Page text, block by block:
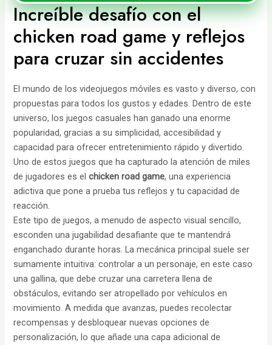
Increíble desafío con el
chicken road game y reflejos
para cruzar sin accidentes
El mundo de los videojuegos móviles es vasto y diverso, con
propuestas para todos los gustos y edades. Dentro de este
universo, los juegos casuales han ganado una enorme
popularidad, gracias a su simplicidad, accesibilidad y
capacidad para ofrecer entretenimiento rápido y divertido.
Uno de estos juegos que ha capturado la atención de miles
de jugadores es elchicken road game, una experiencia
adictiva que pone a prueba tus reflejos y tu capacidad de
reacción.
Este tipo de juegos, a menudo de aspecto visual sencillo,
esconden una jugabilidad desafiante que te mantendrá
enganchado durante horas. La mecánica principal suele ser
sumamente intuitiva: controlar a un personaje, en este caso
una gallina, que debe cruzar una carretera llena de
obstáculos, evitando ser atropellado por vehículos en
movimiento. A medida que avanzas, puedes recolectar
recompensas y desbloquear nuevas opciones de
personalización, lo que añade una capa adicional de